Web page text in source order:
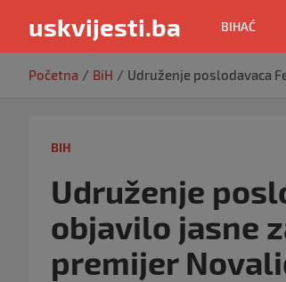
uskvijesti.ba BIHAĆ
Početna BiH Udruženje poslodavaca
BIH
Udruženje
objavilo jasne
premijer